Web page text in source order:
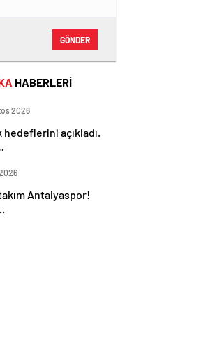
GÖNDER
HABERLERİ
2026
hedeflerini açıkladı.
Antalyaspor!